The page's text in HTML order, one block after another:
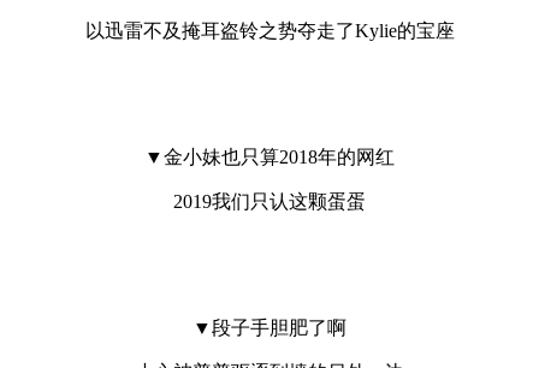
以迅雷不及掩耳盗铃之势夺走了Kylie的宝座
▼金小妹也只算2018年的网红
2019我们只认这颗蛋蛋
▼段子手胆肥了啊